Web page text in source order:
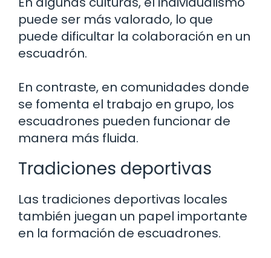
puede ser más valorado, lo que
puede dificultar la colaboración en un
escuadrón.
En contraste, en comunidades donde
se fomenta el trabajo en grupo, los
escuadrones pueden funcionar de
manera más fluida.
Tradiciones deportivas
Las tradiciones deportivas locales
también juegan un papel importante
en la formación de escuadrones.